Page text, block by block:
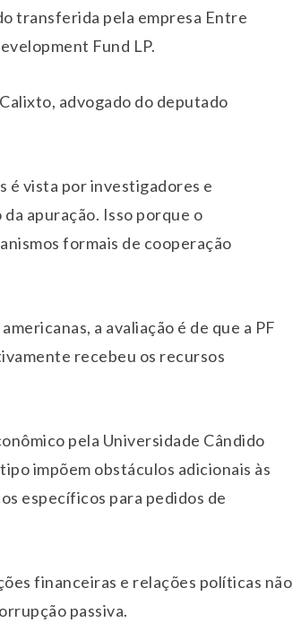
transferida pela empresa Entre
Fund LP.
advogado do deputado
é vista por investigadores e
apuração. Isso porque o
formais de cooperação
a avaliação é de que a PF
recebeu os recursos
pela Universidade Cândido
impõem obstáculos adicionais às
específicos para pedidos de
financeiras e relações políticas não
passiva.